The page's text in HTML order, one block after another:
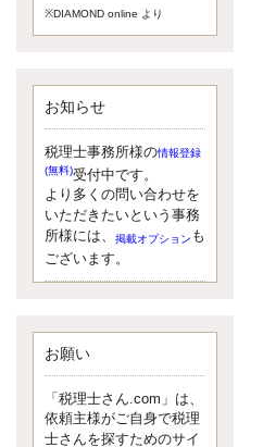
更新:2017年5月1日(大阪市中央区)
---------------------
湘南のぽっちゃり女性税理士
松村文子と湘南ＢＵ
また最近、税理士試験のご相談を受
けることおおくなりました。受験申
し込み受け付け開始になるからです
ね。勉強したが、中途半端なので、
受験が無駄に思っている人もいるよ
うです。まず、私ならダメと思う前
に、全力で勝負してみたいです！
更新:2017年5月1日(神奈川県藤沢市)
---------------------
イクメン税理士による税金ブ
ログです。
なくて七クセ 目は口ほどにモノを言
う 色んなことわざがありますが、無
意識に出ている身体のサイン。 心理
学では、ちゃんと意味があるようで
※DIAMOND online より
お知らせ
税理士事務所様の情報登録
(無料)受付中です。
より多くの問い合わせを
いただきたいという事務
所様には、
掲載オプション も
ございます。
お願い
「税理士さん.com」は、
依頼主様がご自身で税理
士さんを探すためのサイ